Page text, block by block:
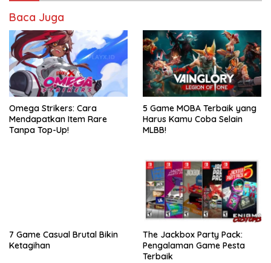
Baca Juga
Omega Strikers: Cara
Mendapatkan Item Rare
Tanpa Top-Up!
5 Game MOBA Terbaik yang
Harus Kamu Coba Selain
MLBB!
7 Game Casual Brutal Bikin
Ketagihan
The Jackbox Party Pack:
Pengalaman Game Pesta
Terbaik